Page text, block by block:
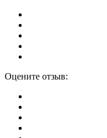
Оцените отзыв: